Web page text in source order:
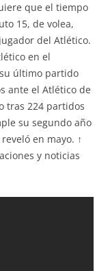
que el tiempo
15, de volea,
del Atlético.
en el
último partido
ante el Atlético de
tras 224 partidos
su segundo año
en mayo. ↑
y noticias